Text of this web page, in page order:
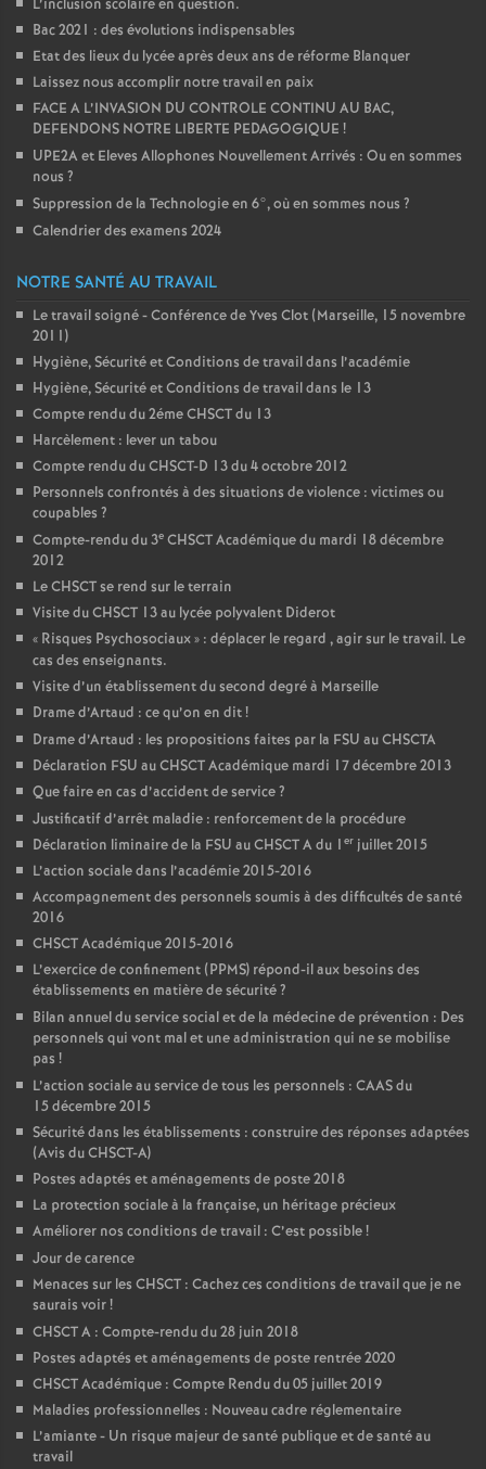
L’inclusion scolaire en question.
Bac 2021 : des évolutions indispensables
Etat des lieux du lycée après deux ans de réforme Blanquer
Laissez nous accomplir notre travail en paix
FACE A L’INVASION DU CONTROLE CONTINU AU BAC,
DEFENDONS NOTRE LIBERTE PEDAGOGIQUE !
UPE2A et Eleves Allophones Nouvellement Arrivés : Ou en sommes
nous ?
Suppression de la Technologie en 6°, où en sommes nous ?
Calendrier des examens 2024
NOTRE SANTÉ AU TRAVAIL
Le travail soigné - Conférence de Yves Clot (Marseille, 15 novembre
2011)
Hygiène, Sécurité et Conditions de travail dans l’académie
Hygiène, Sécurité et Conditions de travail dans le 13
Compte rendu du 2éme CHSCT du 13
Harcèlement : lever un tabou
Compte rendu du CHSCT-D 13 du 4 octobre 2012
Personnels confrontés à des situations de violence : victimes ou
coupables ?
Compte-rendu du 3e CHSCT Académique du mardi 18 décembre
2012
Le CHSCT se rend sur le terrain
Visite du CHSCT 13 au lycée polyvalent Diderot
« Risques Psychosociaux» : déplacer le regard , agir sur le travail. Le
cas des enseignants.
Visite d’un établissement du second degré à Marseille
Drame d’Artaud : ce qu’on en dit!
Drame d’Artaud : les propositions faites par la FSU au CHSCTA
Déclaration FSU au CHSCT Académique mardi 17 décembre 2013
Que faire en cas d’accident de service?
Justificatif d’arrêt maladie : renforcement de la procédure
Déclaration liminaire de la FSU au CHSCT A du 1 er juillet 2015
L’action sociale dans l’académie 2015-2016
Accompagnement des personnels soumis à des difficultés de santé
2016
CHSCT Académique 2015-2016
L’exercice de confinement (PPMS) répond-il aux besoins des
établissements en matière de sécurité?
Bilan annuel du service social et de la médecine de prévention : Des
personnels qui vont mal et une administration qui ne se mobilise
pas !
L’action sociale au service de tous les personnels : CAAS du
15 décembre 2015
Sécurité dans les établissements : construire des réponses adaptées
(Avis du CHSCT-A)
Postes adaptés et aménagements de poste 2018
La protection sociale à la française, un héritage précieux
Améliorer nos conditions de travail : C’est possible!
Jour de carence
Menaces sur les CHSCT : Cachez ces conditions de travail que je ne
saurais voir!
CHSCT A : Compte-rendu du 28 juin 2018
Postes adaptés et aménagements de poste rentrée 2020
CHSCT Académique : Compte Rendu du 05 juillet 2019
Maladies professionnelles : Nouveau cadre réglementaire
L’amiante - Un risque majeur de santé publique et de santé au
travail